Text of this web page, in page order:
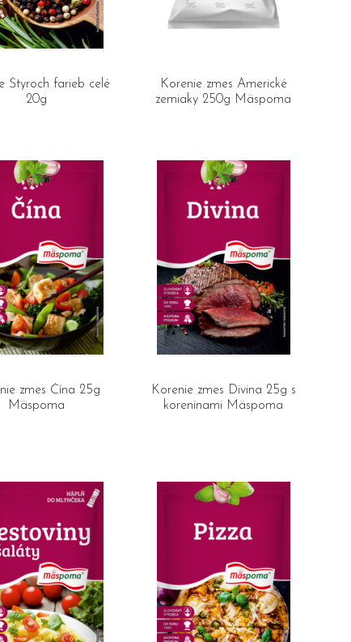
Štyroch farieb celé
20g
Korenie zmes Americké
zemiaky 250g Mäspoma
zmes Čína 25g
Mäspoma
Korenie zmes Divina 25g s
koreninami Mäspoma